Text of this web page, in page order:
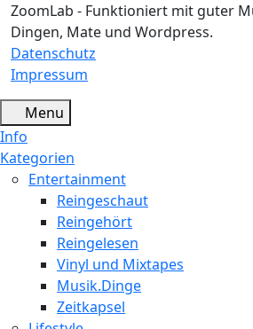
ZoomLab - Funktioniert mit guter
Dingen, Mate und Wordpress.
Datenschutz
Impressum
Menu
Info
Kategorien
Entertainment
Reingeschaut
Reingehört
Reingelesen
Vinyl und Mixtapes
Musik.Dinge
Zeitkapsel